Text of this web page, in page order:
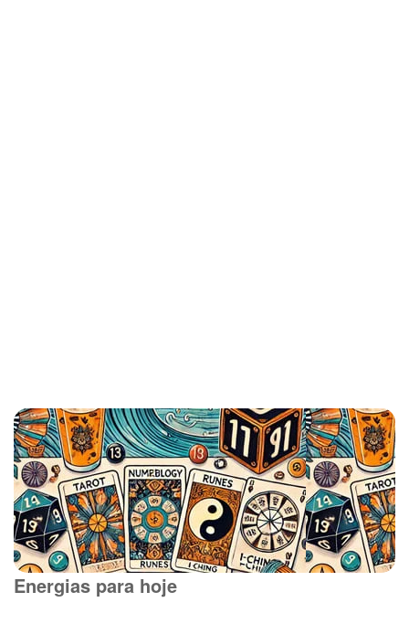
Energias para hoje